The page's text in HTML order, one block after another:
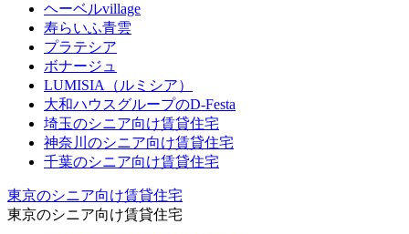
ヘーベルvillage
寿らいふ青雲
プラテシア
ボナージュ
LUMISIA（ルミシア）
大和ハウスグループのD-Festa
埼玉のシニア向け賃貸住宅
神奈川のシニア向け賃貸住宅
千葉のシニア向け賃貸住宅
東京のシニア向け賃貸住宅
東京のシニア向け賃貸住宅